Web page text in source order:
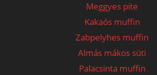
Meggyes pite
Kakaós muffin
Zabpelyhes muffin
Almás mákos süti
Palacsinta muffin